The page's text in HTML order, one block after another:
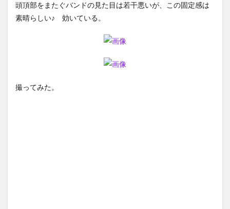
頭頂部をまたぐバンドの見た目は若干悪いが、この固定感は
素晴らしい♪ 効いている。
撮ってみた。